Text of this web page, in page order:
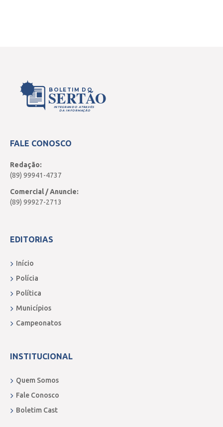
BOLETIM DO
SERTÃO
INTEGRANDO ATRAVÉS
DA INFORMAÇÃO
FALE CONOSCO
Redação:
(89) 99941-4737
Comercial / Anuncie:
(89) 99927-2713
EDITORIAS
Início
Polícia
Política
Municípios
Campeonatos
INSTITUCIONAL
Quem Somos
Fale Conosco
Boletim Cast